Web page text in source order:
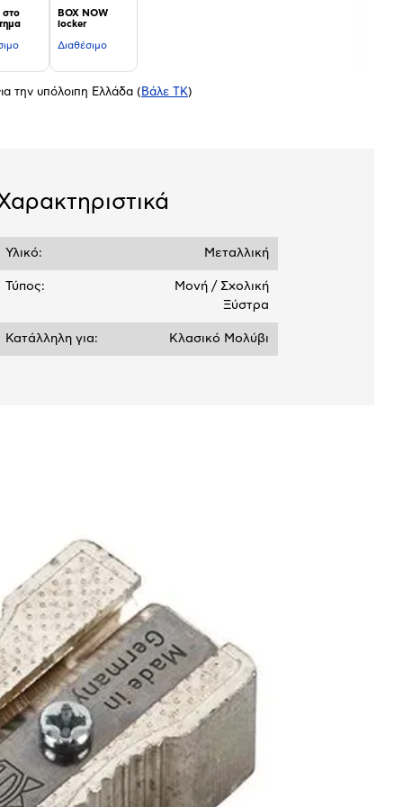
στο
BOX NOW
locker
Διαθέσιμο
την υπόλοιπη Ελλάδα ( Βάλε ΤΚ)
Υλικό: Μεταλλική
Τύπος:
Μονή / Σχολική
Ξύστρα
Κατάλληλη για: Κλασικό Μολύβι